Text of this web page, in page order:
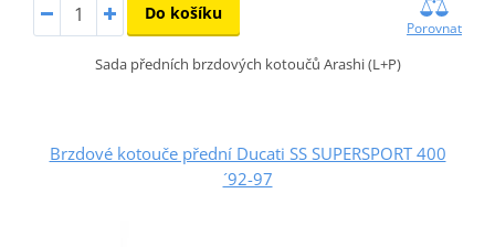
Do košíku
Porovnat
Sada předních brzdových kotoučů Arashi (L+P)
Brzdové kotouče přední Ducati SS SUPERSPORT 400
´92-97